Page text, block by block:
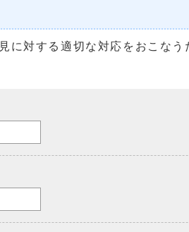
に対する適切な対応をおこな